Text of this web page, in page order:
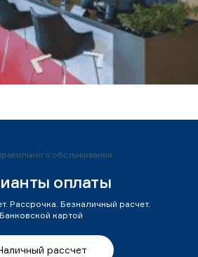
обслуживания
оплаты
Рассрочка. Безналичный расчет.
Банковской картой
рассчет